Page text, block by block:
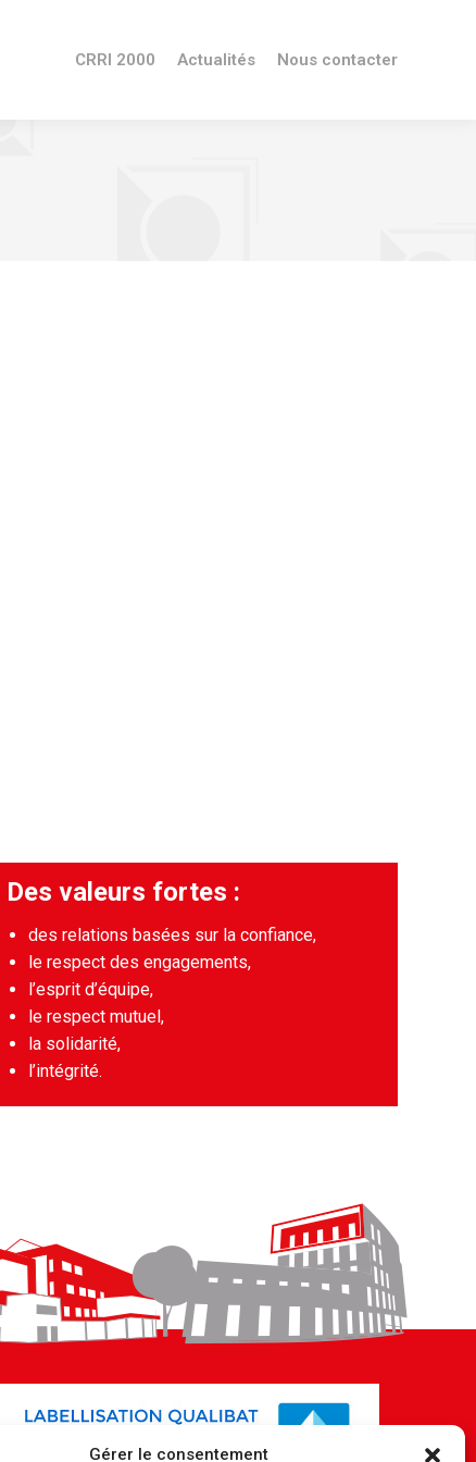
Gérer le consentement
CRRI 2000 Actualités Nous contacter
Des valeurs fortes :
des relations basées sur la confiance,
le respect des engagements,
l’esprit d’équipe,
le respect mutuel,
la solidarité,
l’intégrité.